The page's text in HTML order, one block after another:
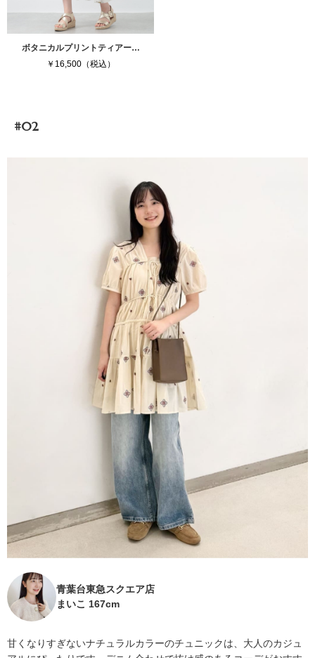
ボタニカルプリントティアー…
￥16,500（税込）
#02
青葉台東急スクエア店
まいこ 167cm
甘くなりすぎないナチュラルカラーのチュニックは、大人のカジュ